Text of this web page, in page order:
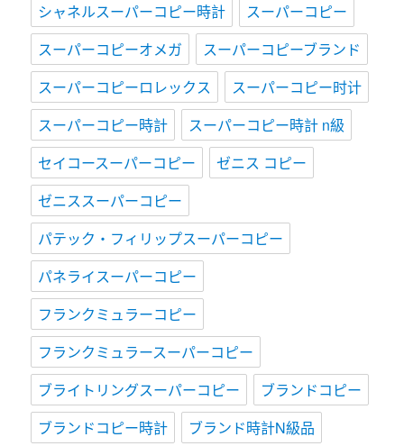
シャネルスーパーコピー時計
スーパーコピー
スーパーコピーオメガ
スーパーコピーブランド
スーパーコピーロレックス
スーパーコピー时计
スーパーコピー時計
スーパーコピー時計 n級
セイコースーパーコピー
ゼニス コピー
ゼニススーパーコピー
パテック・フィリップスーパーコピー
パネライスーパーコピー
フランクミュラーコピー
フランクミュラースーパーコピー
ブライトリングスーパーコピー
ブランドコピー
ブランドコピー時計
ブランド時計N級品